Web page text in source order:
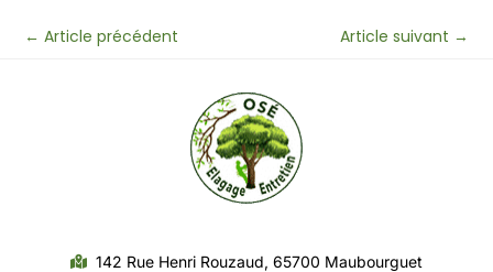
← Article précédent Article suivant →
142 Rue Henri Rouzaud, 65700 Maubourguet